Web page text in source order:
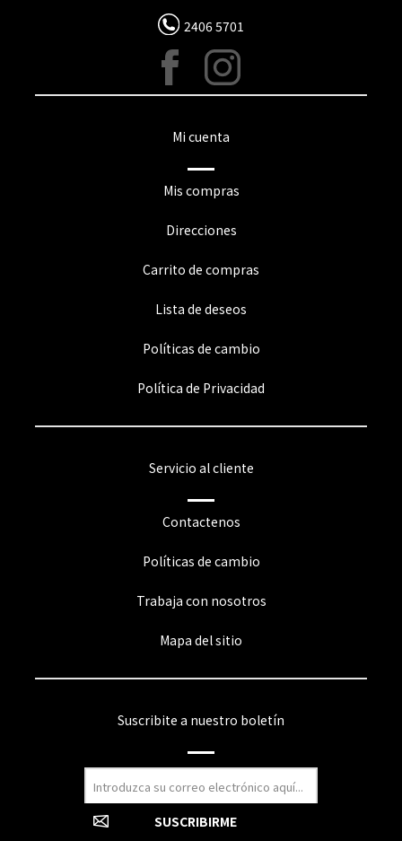
2406 5701
Mi cuenta
Mis compras
Direcciones
Carrito de compras
Lista de deseos
Políticas de cambio
Política de Privacidad
Servicio al cliente
Contactenos
Políticas de cambio
Trabaja con nosotros
Mapa del sitio
Suscribite a nuestro boletín